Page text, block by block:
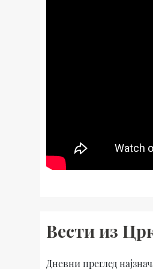
Вести из
Дневни преглед